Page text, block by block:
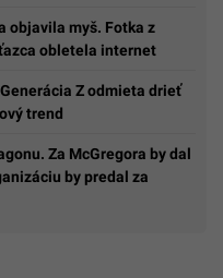
objavila myš. Fotka z
obletela internet
Z odmieta drieť
trend
Za McGregora by dal
by predal za